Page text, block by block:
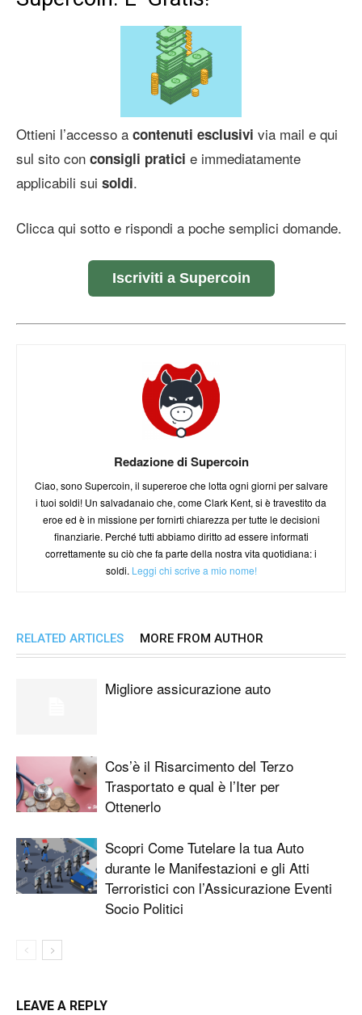
Ottieni l’accesso a contenuti esclusivi via mail e qui
sul sito con consigli pratici e immediatamente
applicabili sui soldi.
Clicca qui sotto e rispondi a poche semplici domande.
Iscriviti a Supercoin
Redazione di Supercoin
Ciao, sono Supercoin, il supereroe che lotta ogni giorni per salvare
i tuoi soldi! Un salvadanaio che, come Clark Kent, si è travestito da
eroe ed è in missione per fornirti chiarezza per tutte le decisioni
finanziarie. Perché tutti abbiamo diritto ad essere informati
correttamente su ciò che fa parte della nostra vita quotidiana: i
soldi. Leggi chi scrive a mio nome!
RELATED ARTICLES MORE FROM AUTHOR
Migliore assicurazione auto
Cos’è il Risarcimento del Terzo
Trasportato e qual è l’Iter per
Ottenerlo
Scopri Come Tutelare la tua Auto
durante le Manifestazioni e gli Atti
Terroristici con l’Assicurazione Eventi
Socio Politici
LEAVE A REPLY